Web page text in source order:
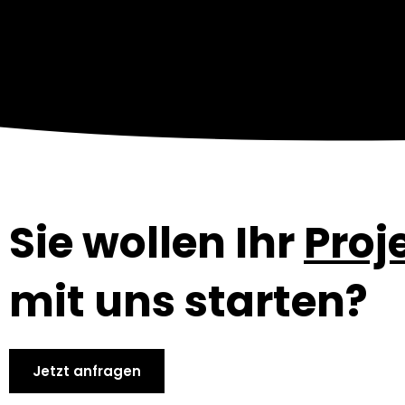
Sie wollen Ihr
mit uns starten?
Jetzt anfragen